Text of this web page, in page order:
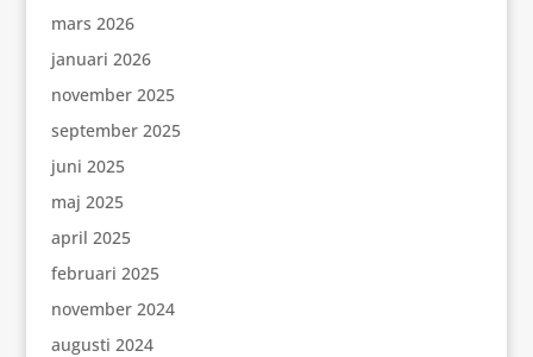
mars 2026
januari 2026
november 2025
september 2025
juni 2025
maj 2025
april 2025
februari 2025
november 2024
augusti 2024